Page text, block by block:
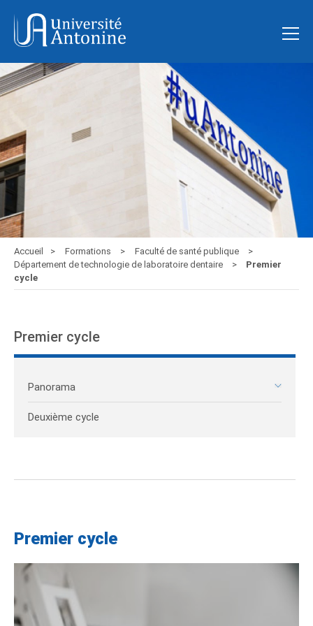
Accueil Formations
Faculté de santé publique
Département de technologie de laboratoire dentaire
Premier
cycle
Premier cycle
Panorama
Deuxième cycle
Premier cycle